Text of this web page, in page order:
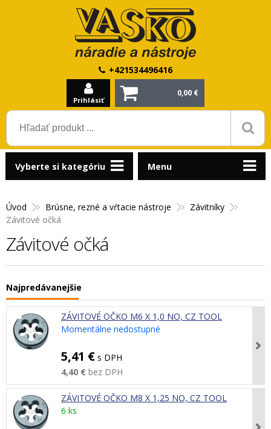
+421534496416
Prihlásiť
0,00 €
Úvod Brúsne, rezné a vŕtacie nástroje
Závitníky
Závitové očká
Závitové očká
Najpredávanejšie
ZÁVITOVÉ OČKO M6 X 1,0 NO, CZ TOOL
Momentálne nedostupné
5,41 € s DPH
4,40 € bez DPH
ZÁVITOVÉ OČKO M8 X 1,25 NO, CZ TOOL
6 ks
Vyberte si kategóriu Menu